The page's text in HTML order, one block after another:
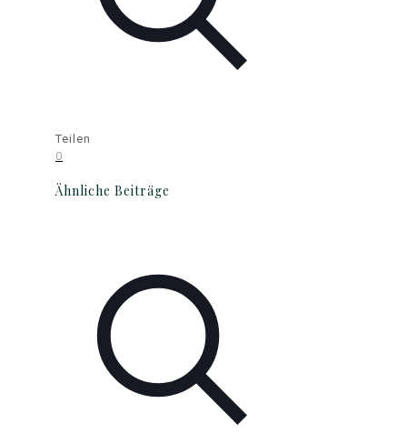
Teilen
0
Ähnliche Beiträge